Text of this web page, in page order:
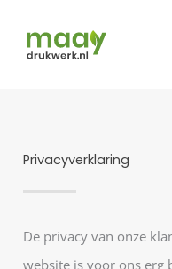
Privacyverklaring
De privacy van onze
website is voor ons erg